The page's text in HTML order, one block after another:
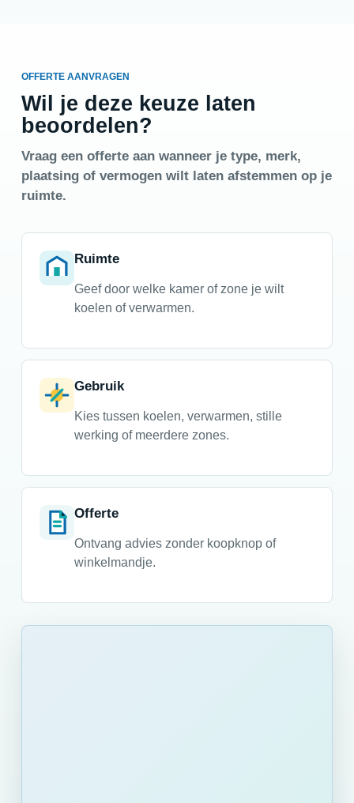
OFFERTE AANVRAGEN
Wil je deze keuze laten
beoordelen?
Vraag een offerte aan wanneer je type, merk,
plaatsing of vermogen wilt laten afstemmen op je
ruimte.
Ruimte
Geef door welke kamer of zone je wilt
koelen of verwarmen.
Gebruik
Kies tussen koelen, verwarmen, stille
werking of meerdere zones.
Offerte
Ontvang advies zonder koopknop of
winkelmandje.